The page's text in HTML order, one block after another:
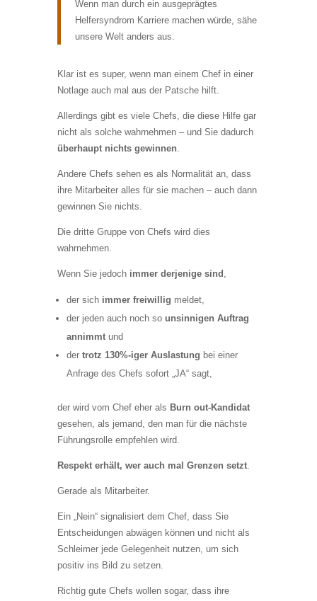
Wenn man durch ein ausgeprägtes
Helfersyndrom Karriere machen würde, sähe
unsere Welt anders aus.
Klar ist es super, wenn man einem Chef in einer
Notlage auch mal aus der Patsche hilft.
Allerdings gibt es viele Chefs, die diese Hilfe gar
nicht als solche wahrnehmen – und Sie dadurch
überhaupt nichts gewinnen.
Andere Chefs sehen es als Normalität an, dass
ihre Mitarbeiter alles für sie machen – auch dann
gewinnen Sie nichts.
Die dritte Gruppe von Chefs wird dies
wahrnehmen.
Wenn Sie jedoch immer derjenige sind ,
der sich immer freiwillig meldet,
der jeden auch noch so unsinnigen Auftrag
annimmtund
der trotz 130%-iger Auslastung bei einer
Anfrage des Chefs sofort „JA“ sagt,
der wird vom Chef eher als Burn out-Kandidat
gesehen, als jemand, den man für die nächste
Führungsrolle empfehlen wird.
Respekt erhält, wer auch mal Grenzen setzt.
Gerade als Mitarbeiter.
Ein „Nein“ signalisiert dem Chef, dass Sie
Entscheidungen abwägen können und nicht als
Schleimer jede Gelegenheit nutzen, um sich
positiv ins Bild zu setzen.
Richtig gute Chefs wollen sogar, dass ihre